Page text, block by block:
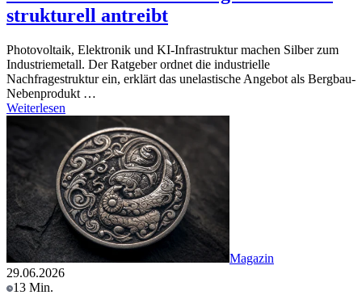
strukturell antreibt
Photovoltaik, Elektronik und KI-Infrastruktur machen Silber zum
Industriemetall. Der Ratgeber ordnet die industrielle
Nachfragestruktur ein, erklärt das unelastische Angebot als Bergbau-
Nebenprodukt …
Weiterlesen
Magazin
29.06.2026
13 Min.